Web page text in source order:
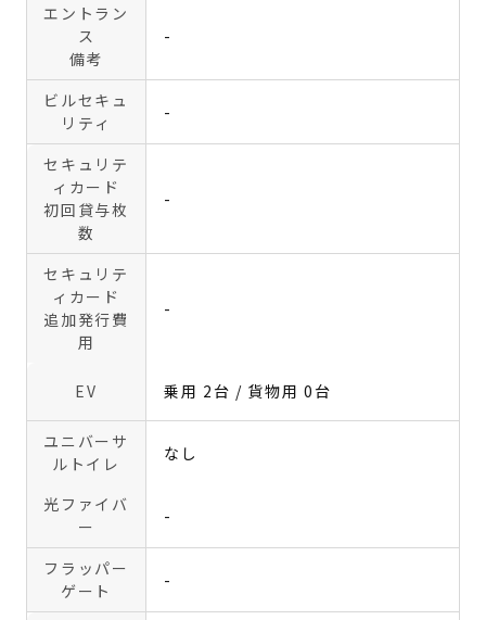
エントラン
ス
備考
-
ビルセキュ
リティ
-
セキュリテ
ィカード
初回貸与枚
数
-
セキュリテ
ィカード
追加発行費
用
-
EV 乗用 2台 / 貨物用 0台
ユニバーサ
ルトイレ
なし
光ファイバ
ー
-
フラッパー
ゲート
-